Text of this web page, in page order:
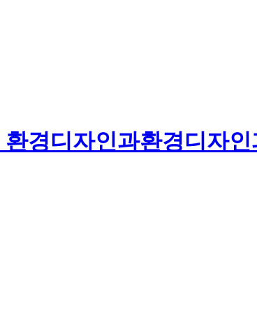
환경디자인과환경디자인